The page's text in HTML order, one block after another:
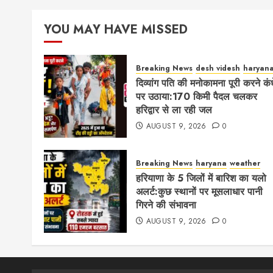
YOU MAY HAVE MISSED
Breaking News desh videsh haryana
दिव्यांग पति की मनोकामना पूरी करने
पर उठाया:170 किमी पैदल चलकर
हरिद्वार से ला रही जल
AUGUST 9, 2026 0
Breaking News haryana weather
हरियाणा के 5 जिलों में बारिश का यलो
अलर्ट:कुछ स्थानों पर मूसलाधार पानी
गिरने की संभावना
AUGUST 9, 2026 0